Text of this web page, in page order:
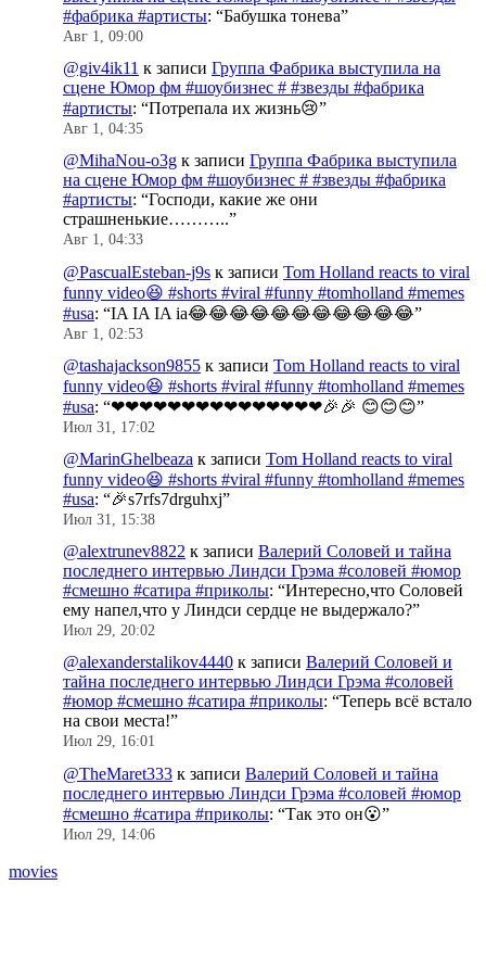
#фабрика #артисты: “Бабушка тонева”
Авг 1, 09:00
@giv4ik11 к записи Группа Фабрика выступила на
сцене Юмор фм #шоубизнес # #звезды #фабрика
#артисты: “Потрепала их жизнь😢”
Авг 1, 04:35
@MihaNou-o3g к записи Группа Фабрика выступила
на сцене Юмор фм #шоубизнес # #звезды #фабрика
#артисты: “Господи, какие же они
страшненькие………..”
Авг 1, 04:33
@PascualEsteban-j9s к записи Tom Holland reacts to viral
funny video😆 #shorts #viral #funny #tomholland #memes
#usa: “IA IA IA ia😂😂😂😂😂😂😂😂😂😂😂”
Авг 1, 02:53
@tashajackson9855 к записи Tom Holland reacts to viral
funny video😆 #shorts #viral #funny #tomholland #memes
#usa: “❤❤❤❤❤❤❤❤❤❤❤❤❤❤❤🎉🎉 😊😊😊”
Июл 31, 17:02
@MarinGhelbeaza к записи Tom Holland reacts to viral
funny video😆 #shorts #viral #funny #tomholland #memes
#usa: “🎉s7rfs7drguhxj”
Июл 31, 15:38
@alextrunev8822 к записи Валерий Соловей и тайна
последнего интервью Линдси Грэма #соловей #юмор
#смешно #сатира #приколы: “Интересно,что Соловей
ему напел,что у Линдси сердце не выдержало?”
Июл 29, 20:02
@alexanderstalikov4440 к записи Валерий Соловей и
тайна последнего интервью Линдси Грэма #соловей
#юмор #смешно #сатира #приколы: “Теперь всё встало
на свои места!”
Июл 29, 16:01
@TheMaret333 к записи Валерий Соловей и тайна
последнего интервью Линдси Грэма #соловей #юмор
#смешно #сатира #приколы: “Так это он😮”
Июл 29, 14:06
movies